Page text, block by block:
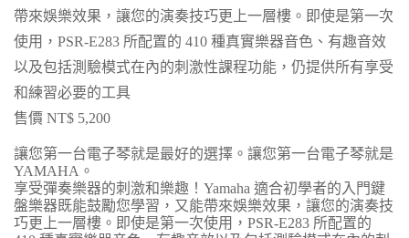
帶來娛樂效果，讓您的演奏技巧更上一層樓。即使是第一次
使用，PSR-E283 所配置的 410 種真實樂器音色、有趣音效
以及包括測驗模式在內的刺激性課程功能，仍提供所有享受
和練習必要的工具
售價 NT$ 5,200
讓您第一台電子琴就是最好的選擇。讓您第一台電子琴就是
YAMAHA。
享受彈奏樂器的刺激和樂趣！Yamaha 適合初學者的入門鍵
盤樂器既能鼓勵您學習，又能帶來娛樂效果，讓您的演奏技
巧更上一層樓。即使是第一次使用，PSR-E283 所配置的